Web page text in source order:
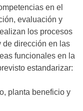
en el
evaluación y
los procesos
de dirección en las
funcionales en la
estandarizar:
planta beneficio y